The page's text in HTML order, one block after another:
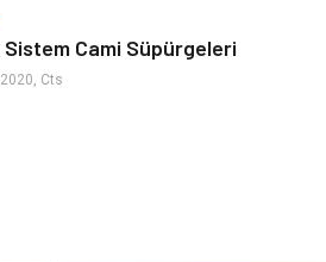
Sistem Cami Süpürgeleri
Cts